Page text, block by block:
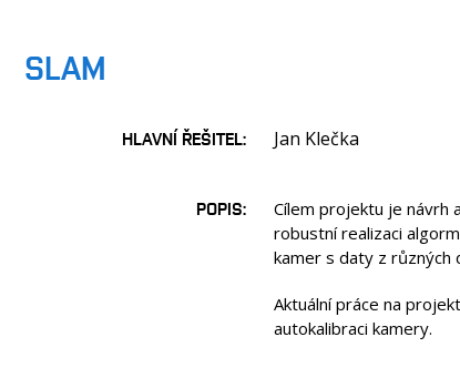
SLAM
HLAVNÍ ŘEŠITEL Jan Klečka
POPIS
Cílem projektu je návrh
robustní realizaci
kamer s daty z různých
Aktuální práce na
autokalibraci kamery.